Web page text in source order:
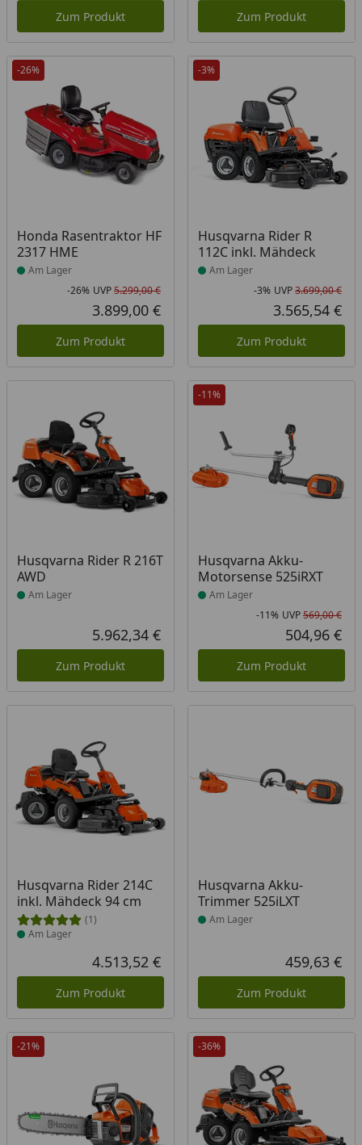
Zum Produkt Zum Produkt
-26%
Honda Rasentraktor HF
2317 HME
Produkt am Lager
Am Lager
Rabatt in Prozent
-26%
Ursprünglicher Preis
UVP5.299,00 €
Aktueller Preis
3.899,00 €
Zum Produkt
-3%
Husqvarna Rider R
112C inkl. Mähdeck
Produkt am Lager
Am Lager
-3% UVP3.699,00 €
3.565,54 €
Zum Produkt
Husqvarna Rider R 216T
AWD
Produkt am Lager
Am Lager
Aktueller Preis
5.962,34 €
Zum Produkt
-11%
Husqvarna Akku-
Motorsense 525iRXT
Produkt am Lager
Am Lager
-11% UVP569,00 €
504,96 €
Zum Produkt
Husqvarna Rider 214C
inkl. Mähdeck 94 cm
(1)
Produkt am Lager
Am Lager
Aktueller Preis
4.513,52 €
Zum Produkt
Husqvarna Akku-
Trimmer 525iLXT
Produkt am Lager
Am Lager
459,63 €
Zum Produkt
-21% -36%